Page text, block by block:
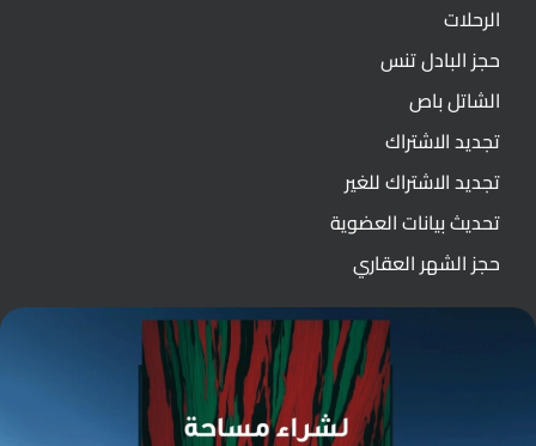
الرحلات
حجز البادل تنس
الشاتل باص
تجديد الاشتراك
تجديد الاشتراك للغير
تحديث بيانات العضوية
حجز الشهر العقاري